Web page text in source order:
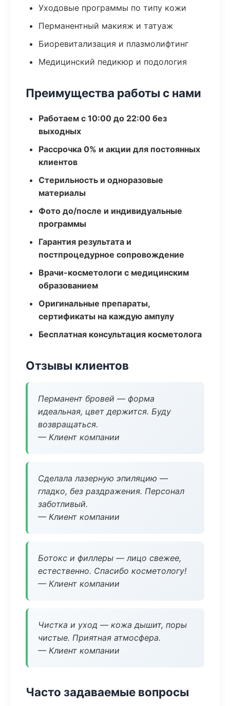
Уходовые программы по типу кожи
Перманентный макияж и татуаж
Биоревитализация и плазмолифтинг
Медицинский педикюр и подология
Преимущества работы с нами
Работаем с 10:00 до 22:00 без
выходных
Рассрочка 0% и акции для постоянных
клиентов
Стерильность и одноразовые
материалы
Фото до/после и индивидуальные
программы
Гарантия результата и
постпроцедурное сопровождение
Врачи-косметологи с медицинским
образованием
Оригинальные препараты,
сертификаты на каждую ампулу
Бесплатная консультация косметолога
Отзывы клиентов
Перманент бровей — форма
идеальная, цвет держится. Буду
возвращаться.
— Клиент компании
Сделала лазерную эпиляцию —
гладко, без раздражения. Персонал
заботливый.
— Клиент компании
Ботокс и филлеры — лицо свежее,
естественно. Спасибо косметологу!
— Клиент компании
Чистка и уход — кожа дышит, поры
чистые. Приятная атмосфера.
— Клиент компании
Часто задаваемые вопросы